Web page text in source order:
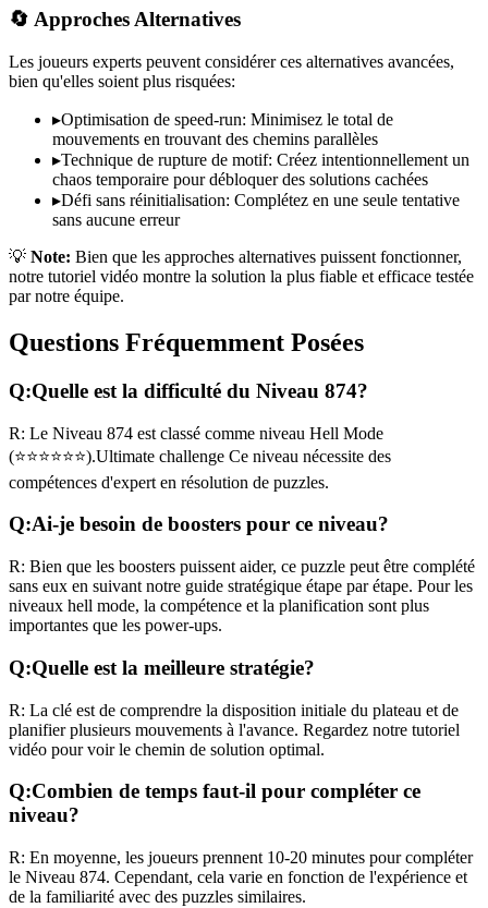
🔄 Approches Alternatives
Les joueurs experts peuvent considérer ces alternatives avancées,
bien qu'elles soient plus risquées:
▸Optimisation de speed-run: Minimisez le total de
mouvements en trouvant des chemins parallèles
▸Technique de rupture de motif: Créez intentionnellement un
chaos temporaire pour débloquer des solutions cachées
▸Défi sans réinitialisation: Complétez en une seule tentative
sans aucune erreur
💡 Note: Bien que les approches alternatives puissent fonctionner,
notre tutoriel vidéo montre la solution la plus fiable et efficace testée
par notre équipe.
Questions Fréquemment Posées
Q:Quelle est la difficulté du Niveau 874?
R: Le Niveau 874 est classé comme niveau Hell Mode
(⭐⭐⭐⭐⭐⭐).Ultimate challenge Ce niveau nécessite des
compétences d'expert en résolution de puzzles.
Q:Ai-je besoin de boosters pour ce niveau?
R: Bien que les boosters puissent aider, ce puzzle peut être complété
sans eux en suivant notre guide stratégique étape par étape. Pour les
niveaux hell mode, la compétence et la planification sont plus
importantes que les power-ups.
Q:Quelle est la meilleure stratégie?
R: La clé est de comprendre la disposition initiale du plateau et de
planifier plusieurs mouvements à l'avance. Regardez notre tutoriel
vidéo pour voir le chemin de solution optimal.
Q:Combien de temps faut-il pour compléter ce
niveau?
R: En moyenne, les joueurs prennent 10-20 minutes pour compléter
le Niveau 874. Cependant, cela varie en fonction de l'expérience et
de la familiarité avec des puzzles similaires.